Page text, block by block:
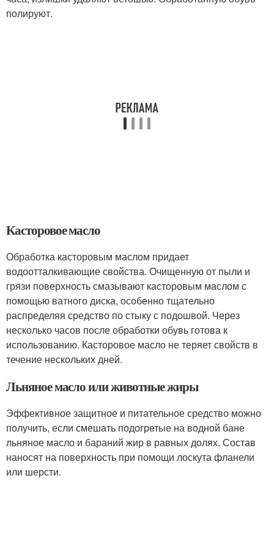
полируют.
Касторовое масло
Обработка касторовым маслом придает
водоотталкивающие свойства. Очищенную от пыли и
грязи поверхность смазывают касторовым маслом с
помощью ватного диска, особенно тщательно
распределяя средство по стыку с подошвой. Через
несколько часов после обработки обувь готова к
использованию. Касторовое масло не теряет свойств в
течение нескольких дней.
Льняное масло или животные жиры
Эффективное защитное и питательное средство можно
получить, если смешать подогретые на водной бане
льняное масло и бараний жир в равных долях. Состав
наносят на поверхность при помощи лоскута фланели
или шерсти.